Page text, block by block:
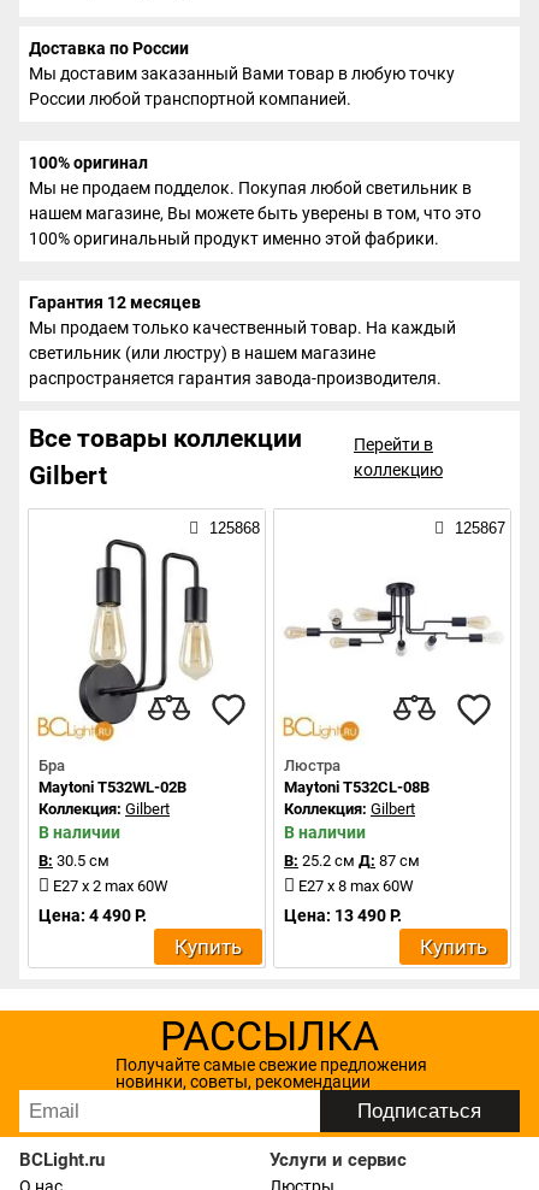
Доставка по России
Мы доставим заказанный Вами товар в любую точку
России любой транспортной компанией.
100% оригинал
Мы не продаем подделок. Покупая любой светильник в
нашем магазине, Вы можете быть уверены в том, что это
100% оригинальный продукт именно этой фабрики.
Гарантия 12 месяцев
Мы продаем только качественный товар. На каждый
светильник (или люстру) в нашем магазине
распространяется гарантия завода-производителя.
Все товары коллекции
Gilbert
Перейти в
коллекцию
125868
Бра
Maytoni T532WL-02B
Коллекция: Gilbert
В наличии
В: 30.5 см
E27 x 2 max 60W
Цена: 4 490 Р.
Купить
125867
Люстра
Maytoni T532CL-08B
Коллекция: Gilbert
В наличии
В: 25.2 см Д: 87 см
E27 x 8 max 60W
Цена: 13 490 Р.
Купить
РАССЫЛКА
Получайте самые свежие предложения
новинки, советы, рекомендации
BCLight.ru Услуги и сервис